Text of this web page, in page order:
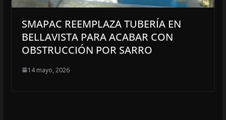
SMAPAC REEMPLAZA TUBERÍA EN
BELLAVISTA PARA ACABAR CON
OBSTRUCCIÓN POR SARRO
14 mayo, 2026